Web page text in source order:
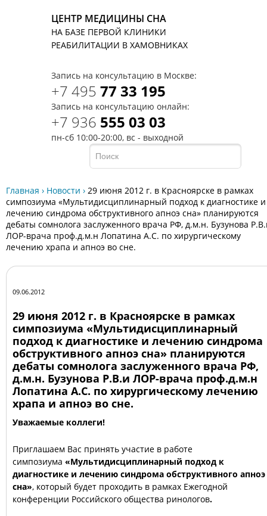
ЦЕНТР МЕДИЦИНЫ СНА
НА БАЗЕ ПЕРВОЙ КЛИНИКИ
РЕАБИЛИТАЦИИ В ХАМОВНИКАХ
Запись на консультацию в Москве:
+7 495 77 33 195
Запись на консультацию онлайн:
+7 936 555 03 03
пн-сб 10:00-20:00, вс - выходной
Главная › Новости › 29 июня 2012 г. в Красноярске в рамках
симпозиума «Мультидисциплинарный подход к диагностике и
лечению синдрома обструктивного апноэ сна» планируются
дебаты сомнолога заслуженного врача РФ, д.м.н. Бузунова
ЛОР-врача проф.д.м.н Лопатина А.С. по хирургическому
лечению храпа и апноэ во сне.
09.06.2012
29 июня 2012 г. в Красноярске в рамках
симпозиума «Мультидисциплинарный
подход к диагностике и лечению синдрома
обструктивного апноэ сна» планируются
дебаты сомнолога заслуженного врача РФ,
д.м.н. Бузунова Р.В.и ЛОР-врача проф.д.м.н
Лопатина А.С. по хирургическому лечению
храпа и апноэ во сне.
Уважаемые коллеги!
Приглашаем Вас принять участие в работе
симпозиума «Мультидисциплинарный подход к
диагностике и лечению синдрома обструктивного апноэ
сна», который будет проходить в рамках Ежегодной
конференции Российского общества ринологов.